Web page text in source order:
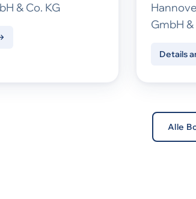
& Co. KG
GmbH &
Details
Alle